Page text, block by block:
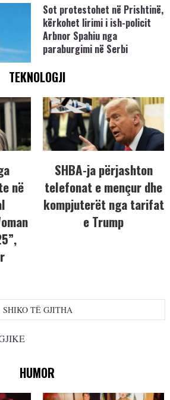
Sot protestohet në Prishtinë,
kërkohet lirimi i ish-policit
Arbnor Spahiu nga
paraburgimi në Serbi
TEKNOLOGJI
në
SHBA-ja përjashton
telefonat e mençur dhe
kompjuterët nga tarifat
e Trump
SHIKO TË GJITHA
HUMOR